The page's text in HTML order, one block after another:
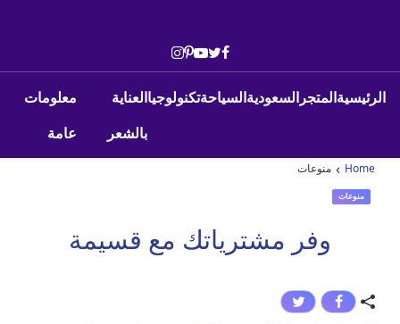
Main Navigation
الرئيسيةالمتجرالسعوديةالسياحةتكنولوجياالعناية
بالشعر
معلومات
عامة
Home
› منوعات
منوعات
وفر مشترياتك مع قسيمة